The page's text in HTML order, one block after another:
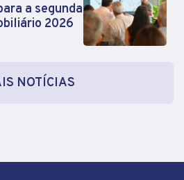
a segunda
2026
NOTÍCIAS